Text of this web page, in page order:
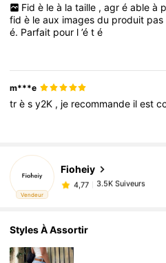
Fid è le à la taille , agr é able à
fidè leaux imagesdu produit pas
é. Parfait pour l’été
m***e
trèsy2K , je recommande ilest
Vendeur
Fioheiy
4,77
3.5K Suiveurs
t***t est en train de
Styles À Assortir